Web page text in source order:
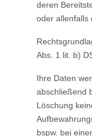
deren
oder allenfalls
Abs. 1 lit. b)
Ihre Daten
abschließend
Löschung
bspw. bei